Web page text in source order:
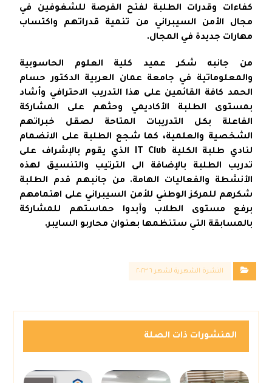
كفاءات وقدرات الطلبة لفتح الفرصة للشغوفين في
مجال الأمن السيبراني من تنمية قدراتهم واكتساب
مهارات جديدة في المجال.
من جانبه شكر عميد كلية العلوم الحاسوبية
والمعلوماتية في جامعة عمان العربية الدكتور حسام
الحمد كافة القائمين على هذا التدريب الاحترافي وأشاد
بمستوى الطلبة الأكاديمي وحثهم على المشاركة
الفاعلة بكل التدريبات المتاحة لصقل خبراتهم
الشخصية والعلمية، كما شجع الطلبة على الانضمام
لنادي طلبة الكلية IT Club الذي يقوم بالإشراف على
تدريب الطلبة بالإضافة الى الترتيب والتنسيق لهذه
الأنشطة والفعاليات الهامة. من جانبهم قدم الطلبة
شكرهم للمركز الوطني للأمن السيبراني على اهتمامهم
برفع مستوى الطلاب وأبدوا حماستهم للمشاركة
بالمسابقة التي ستنظمها بعنوان محاربو السايبر.
النشرة الشهرية لشهر ٦ ٢٠٢٣
المنشورات ذات الصلة